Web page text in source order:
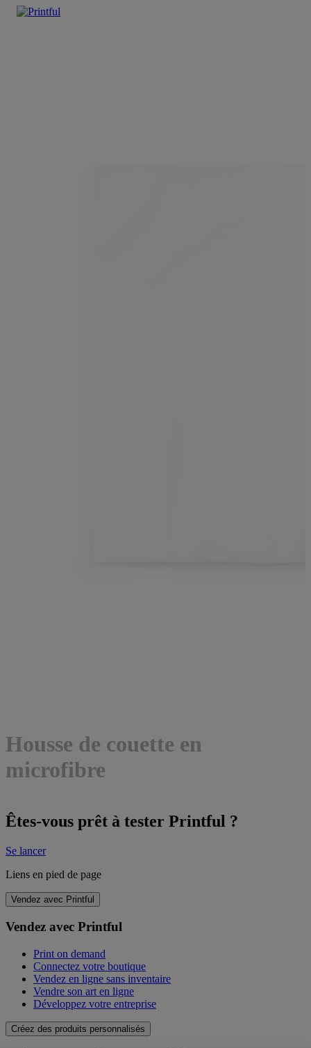
Housse de couette en
microfibre
Êtes-vous prêt à tester Printful ?
Se lancer
Liens en pied de page
Vendez avec Printful
Vendez avec Printful
Print on demand
Connectez votre boutique
Vendez en ligne sans inventaire
Vendre son art en ligne
Développez votre entreprise
Créez des produits personnalisés